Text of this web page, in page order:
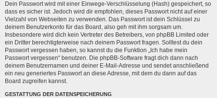
Dein Passwort wird mit einer Einwege-Verschlüsselung (Hash) gespeichert, so
dass es sicher ist. Jedoch wird dir empfohlen, dieses Passwort nicht auf einer
Vielzahl von Webseiten zu verwenden. Das Passwort ist dein Schlüssel zu
deinem Benutzerkonto für das Board, also geh mit ihm sorgsam um.
Insbesondere wird dich kein Vertreter des Betreibers, von phpBB Limited oder
ein Dritter berechtigterweise nach deinem Passwort fragen. Solltest du dein
Passwort vergessen haben, so kannst du die Funktion „Ich habe mein
Passwort vergessen“ benutzen. Die phpBB-Software fragt dich dann nach
deinem Benutzernamen und deiner E-Mail-Adresse und sendet anschließend
ein neu generiertes Passwort an diese Adresse, mit dem du dann auf das
Board zugreifen kannst.
GESTATTUNG DER DATENSPEICHERUNG